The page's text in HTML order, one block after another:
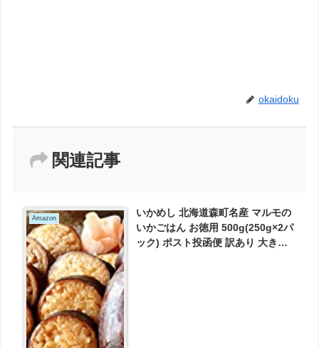
okaidoku
関連記事
Amazon
いかめし 北海道森町名産 マルモの
いかごはん お徳用 500g(250g×2パ
ック) ポスト投函便 訳あり 大きさ